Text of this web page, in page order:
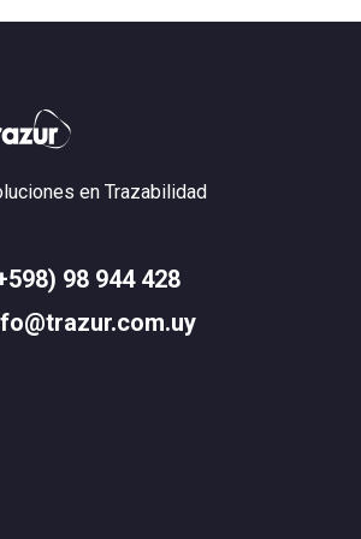
en Trazabilidad
98 944 428